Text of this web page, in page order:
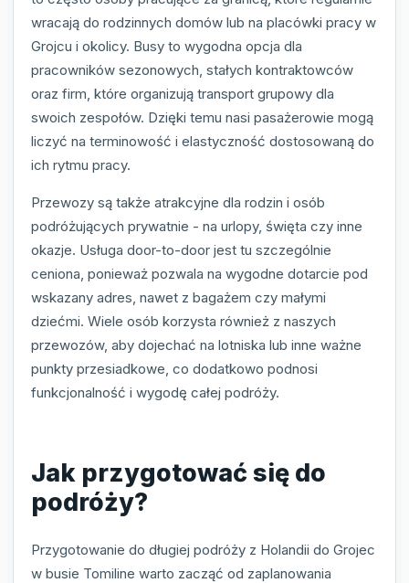
wracają do rodzinnych domów lub na placówki pracy w
Grojcu i okolicy. Busy to wygodna opcja dla
pracowników sezonowych, stałych kontraktowców
oraz firm, które organizują transport grupowy dla
swoich zespołów. Dzięki temu nasi pasażerowie mogą
liczyć na terminowość i elastyczność dostosowaną do
ich rytmu pracy.
Przewozy są także atrakcyjne dla rodzin i osób
podróżujących prywatnie - na urlopy, święta czy inne
okazje. Usługa door-to-door jest tu szczególnie
ceniona, ponieważ pozwala na wygodne dotarcie pod
wskazany adres, nawet z bagażem czy małymi
dziećmi. Wiele osób korzysta również z naszych
przewozów, aby dojechać na lotniska lub inne ważne
punkty przesiadkowe, co dodatkowo podnosi
funkcjonalność i wygodę całej podróży.
Jak przygotować się do
podróży?
Przygotowanie do długiej podróży z Holandii do Grojec
w busie Tomiline warto zacząć od zaplanowania